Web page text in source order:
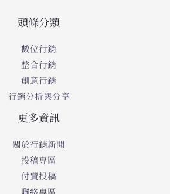
頭條分類
數位行銷
整合行銷
創意行銷
行銷分析與分享
更多資訊
關於行銷新聞
投稿專區
付費投稿
聯絡專區